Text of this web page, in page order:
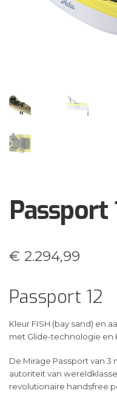
Contact
Passport
€ 2.294,99
Passport 12
Kleur FISH (bay sand) en
met Glide-technologie en
De Mirage Passport van
autoriteit van
revolutionaire handsfree